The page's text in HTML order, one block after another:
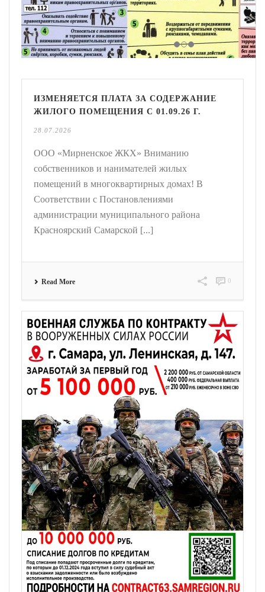
ИЗМЕНЯЕТСЯ ПЛАТА ЗА СОДЕРЖАНИЕ
ЖИЛОГО ПОМЕЩЕНИЯ С 01.09.26 Г.
28.07.2026
ООО «Мирненское ЖКХ» Вниманию
собственников и нанимателей жилых
помещений в многоквартирных домах! В
Соответствии с Постановлениями
администрации муниципального района
Красноярский Самарской [...]
Read More 0